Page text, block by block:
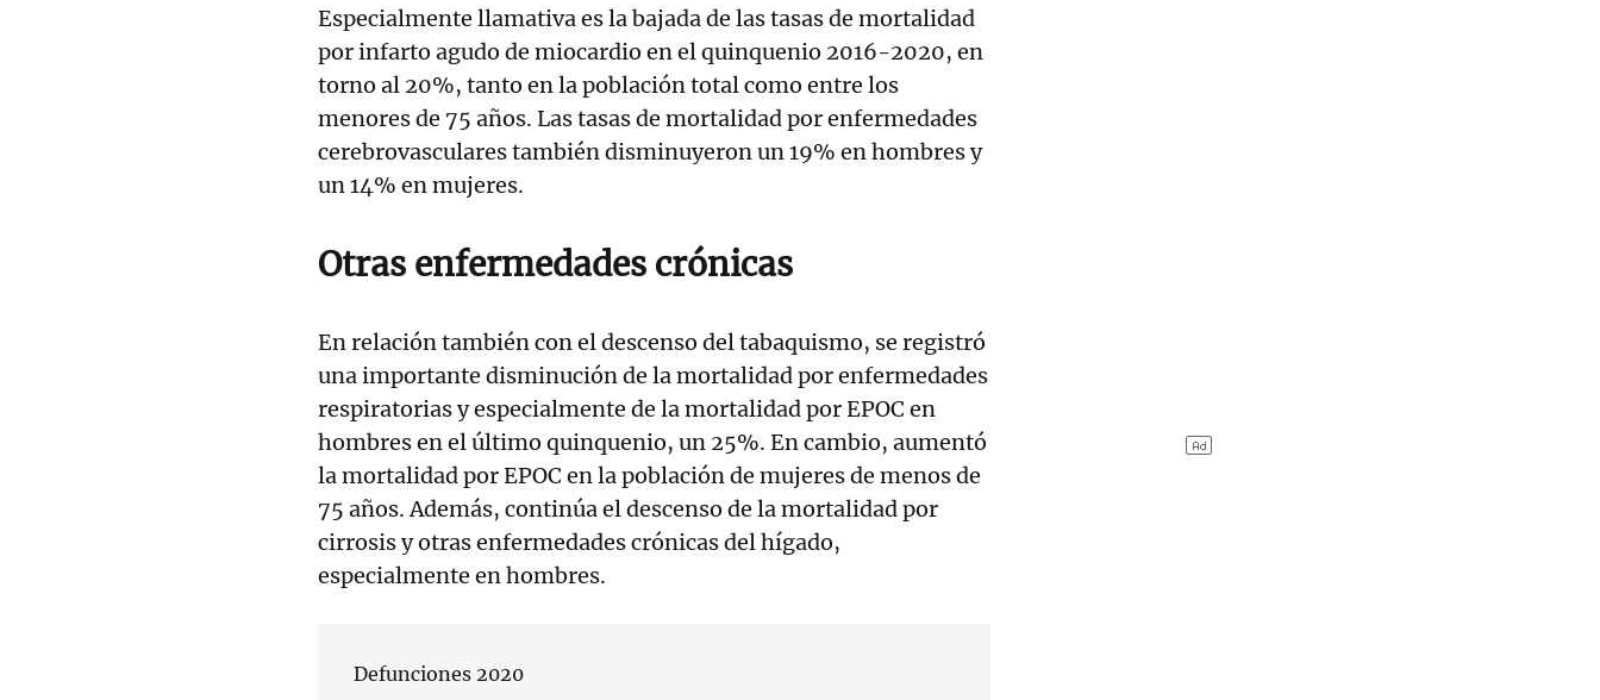
Especialmente llamativa es la bajada de las tasas de mortalidad
por infarto agudo de miocardio en el quinquenio 2016-2020, en
torno al 20%, tanto en la población total como entre los
menores de 75 años. Las tasas de mortalidad por enfermedades
cerebrovasculares también disminuyeron un 19% en hombres y
un 14% en mujeres.
Otras enfermedades crónicas
En relación también con el descenso del tabaquismo, se registró
una importante disminución de la mortalidad por enfermedades
respiratorias y especialmente de la mortalidad por EPOC en
hombres en el último quinquenio, un 25%. En cambio, aumentó
la mortalidad por EPOC en la población de mujeres de menos de
75 años. Además, continúa el descenso de la mortalidad por
cirrosis y otras enfermedades crónicas del hígado,
especialmente en hombres.
Defunciones 2020